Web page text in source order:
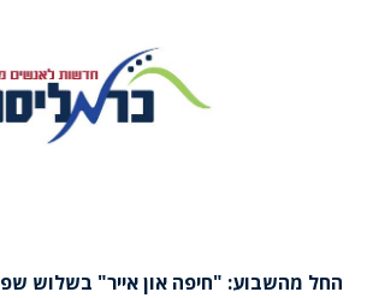
החל מהשבוע: "חיפה און אייר" בשלוש שפות